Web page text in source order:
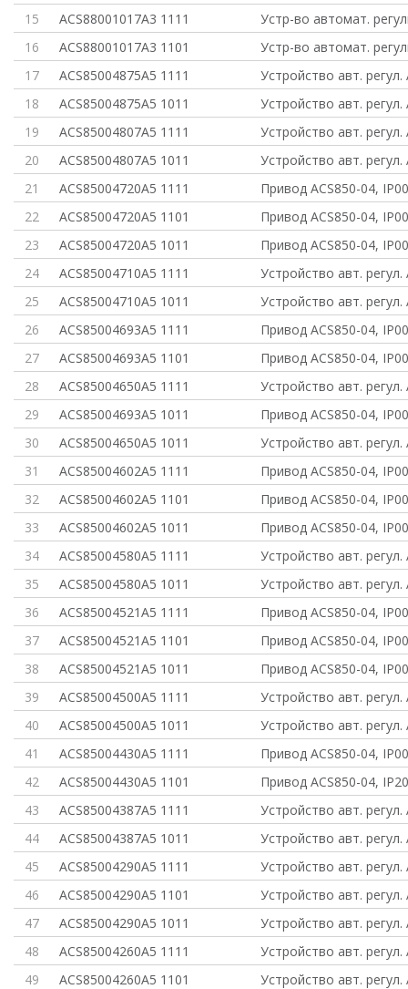
15
ACS88001017A3 1111
Устр-во автомат.
16
ACS88001017A3 1101
Устр-во автомат.
17
ACS85004875A5 1111
Устройство авт. регул.
18
ACS85004875A5 1011
Устройство авт. регул.
19
ACS85004807A5 1111
Устройство авт. регул.
20
ACS85004807A5 1011
Устройство авт. регул.
21
ACS85004720A5 1111
Привод ACS850-04,
22
ACS85004720A5 1101
Привод ACS850-04,
23
ACS85004720A5 1011
Привод ACS850-04,
24
ACS85004710A5 1111
Устройство авт. регул.
25
ACS85004710A5 1011
Устройство авт. регул.
26
ACS85004693A5 1111
Привод ACS850-04,
27
ACS85004693A5 1101
Привод ACS850-04,
28
ACS85004650A5 1111
Устройство авт. регул.
29
ACS85004693A5 1011
Привод ACS850-04,
30
ACS85004650A5 1011
Устройство авт. регул.
31
ACS85004602A5 1111
Привод ACS850-04,
32
ACS85004602A5 1101
Привод ACS850-04,
33
ACS85004602A5 1011
Привод ACS850-04,
34
ACS85004580A5 1111
Устройство авт. регул.
35
ACS85004580A5 1011
Устройство авт. регул.
36
ACS85004521A5 1111
Привод ACS850-04,
37
ACS85004521A5 1101
Привод ACS850-04,
38
ACS85004521A5 1011
Привод ACS850-04,
39
ACS85004500A5 1111
Устройство авт. регул.
40
ACS85004500A5 1011
Устройство авт. регул.
41
ACS85004430A5 1111
Привод ACS850-04,
42
ACS85004430A5 1101
Привод ACS850-04,
43
ACS85004387A5 1111
Устройство авт. регул.
44
ACS85004387A5 1011
Устройство авт. регул.
45
ACS85004290A5 1111
Устройство авт. регул.
46
ACS85004290A5 1101
Устройство авт. регул.
47
ACS85004290A5 1011
Устройство авт. регул.
48
ACS85004260A5 1111
Устройство авт. регул.
49
ACS85004260A5 1101
Устройство авт. регул.